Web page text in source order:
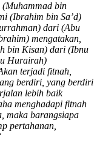
bin
(Ibrahim bin Sa’d)
dari (Abu
mengatakan,
bin Kisan) dari (Ibnu
Hurairah)
terjadi fitnah,
berdiri, yang berdiri
lebih baik
menghadapi fitnah
maka barangsiapa
pertahanan,